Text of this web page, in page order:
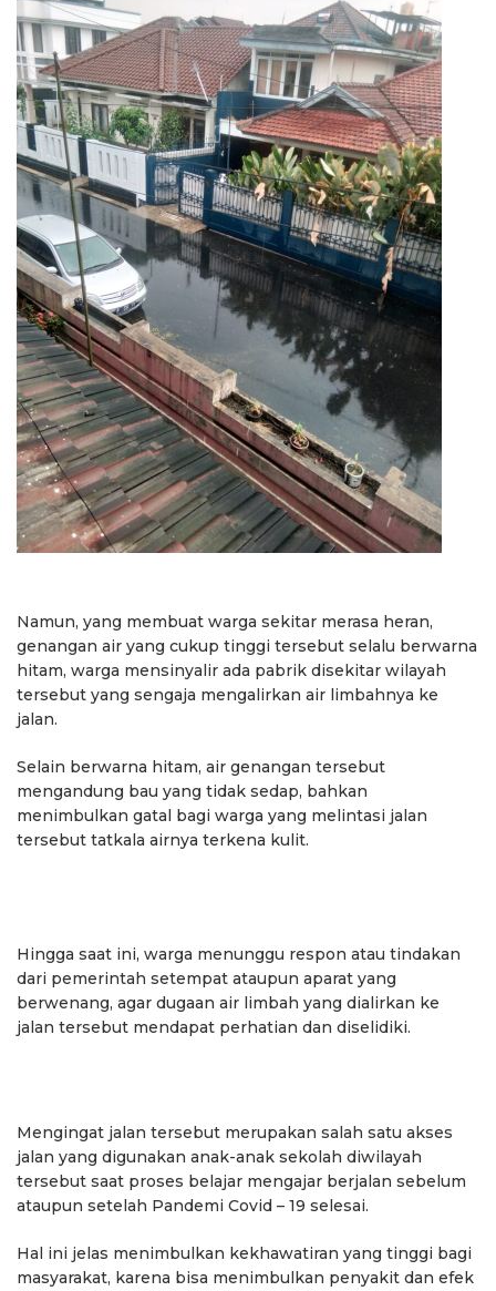
Namun, yang membuat warga sekitar merasa heran,
genangan air yang cukup tinggi tersebut selalu berwarna
hitam, warga mensinyalir ada pabrik disekitar wilayah
tersebut yang sengaja mengalirkan air limbahnya ke
jalan.
Selain berwarna hitam, air genangan tersebut
mengandung bau yang tidak sedap, bahkan
menimbulkan gatal bagi warga yang melintasi jalan
tersebut tatkala airnya terkena kulit.
Hingga saat ini, warga menunggu respon atau tindakan
dari pemerintah setempat ataupun aparat yang
berwenang, agar dugaan air limbah yang dialirkan ke
jalan tersebut mendapat perhatian dan diselidiki.
Mengingat jalan tersebut merupakan salah satu akses
jalan yang digunakan anak-anak sekolah diwilayah
tersebut saat proses belajar mengajar berjalan sebelum
ataupun setelah Pandemi Covid – 19 selesai.
Hal ini jelas menimbulkan kekhawatiran yang tinggi bagi
masyarakat, karena bisa menimbulkan penyakit dan efek